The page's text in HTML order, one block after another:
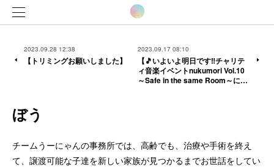
2023.09.28 12:38
【トリミングお願いしました】
2023.09.17 08:10
【🎵いよいよ明日です‼️チャリテ
ィ音楽イベントnukumori Vol.10
～Safe in the same Room～に…
ぼう
チームうーにゃんの事務所では、高齢でも、治療や手術を終え
て、譲渡可能な子達を新しい家族が見つかるまでお世話をしてい